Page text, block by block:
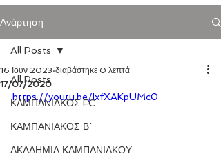
Ανάρτηση
All Posts
ΚΑΜΠΑΝΙΑΚΟΣ FC
ΚΑΜΠΑΝΙΑΚΟΣ Β΄
ΑΚΑΔΗΜΙΑ ΚΑΜΠΑΝΙΑΚΟΥ
All Posts
17/07/2020
16 Ιουν 2023 διαβάστηκε 0 λεπτά
https://youtu.be/lxfXAKpUMc0